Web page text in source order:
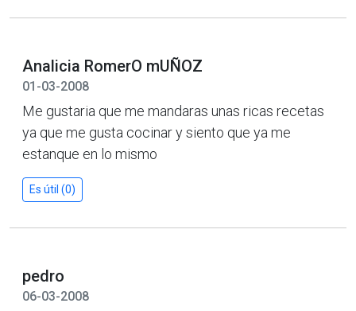
Analicia RomerO mUÑOZ
01-03-2008
Me gustaria que me mandaras unas ricas recetas
ya que me gusta cocinar y siento que ya me
estanque en lo mismo
Es útil (0)
pedro
06-03-2008